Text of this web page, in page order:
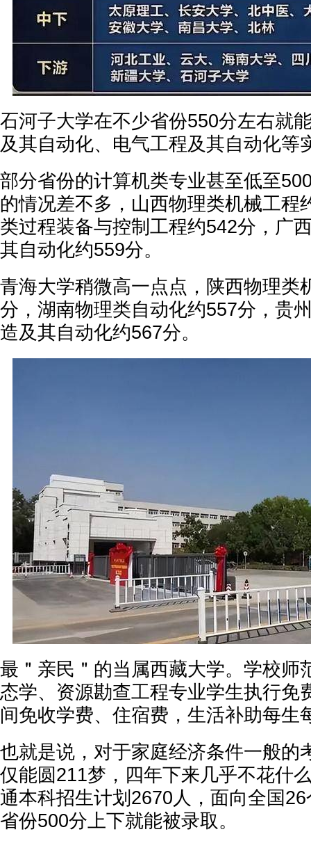
石河子大学在不少省份550分左右就
及其自动化、电气工程及其自动化等
部分省份的计算机类专业甚至低至
的情况差不多，山西物理类机械工程
类过程装备与控制工程约542分，广
其自动化约559分。
青海大学稍微高一点点，陕西物理类
分，湖南物理类自动化约557分，贵
造及其自动化约567分。
最＂亲民＂的当属西藏大学。学校师
态学、资源勘查工程专业学生执行免
间免收学费、住宿费，生活补助每生
也就是说，对于家庭经济条件一般的
仅能圆211梦，四年下来几乎不花什
通本科招生计划2670人，面向全国
省份500分上下就能被录取。